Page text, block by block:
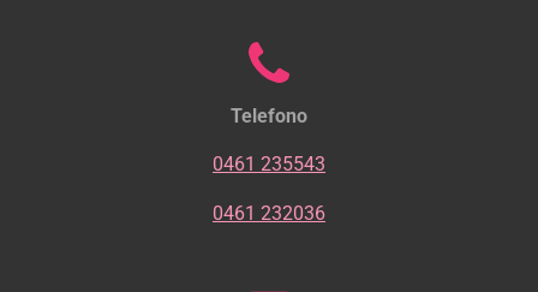
Telefono
0461 235543
0461 232036